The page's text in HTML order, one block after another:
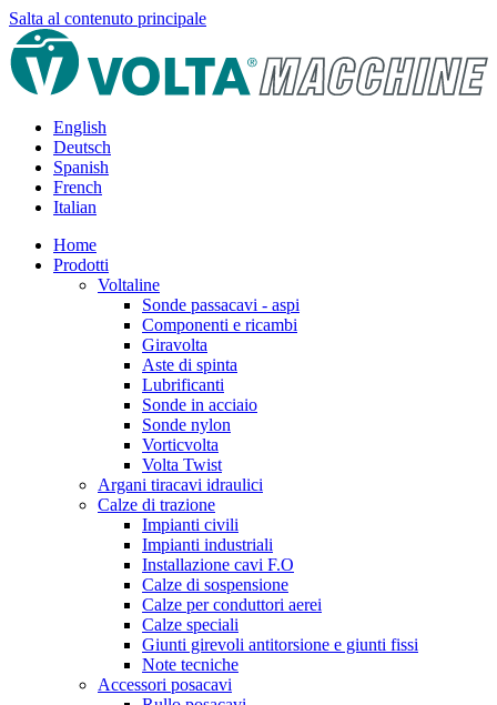
Salta al contenuto principale
English
Deutsch
Spanish
French
Italian
Home
Prodotti
Voltaline
Sonde passacavi - aspi
Componenti e ricambi
Giravolta
Aste di spinta
Lubrificanti
Sonde in acciaio
Sonde nylon
Vorticvolta
Volta Twist
Argani tiracavi idraulici
Calze di trazione
Impianti civili
Impianti industriali
Installazione cavi F.O
Calze di sospensione
Calze per conduttori aerei
Calze speciali
Giunti girevoli antitorsione e giunti fissi
Note tecniche
Accessori posacavi